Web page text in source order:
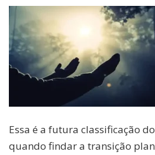
Essa é a futura classificação
quando findar a transição